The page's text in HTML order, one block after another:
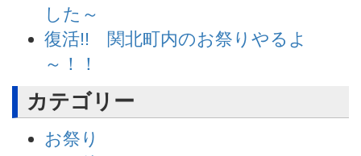
した～
復活!! 関北町内のお祭りやるよ
～！！
カテゴリー
お祭り